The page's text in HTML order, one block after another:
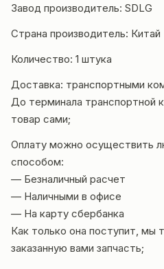
Завод производитель: SDLG
Страна производитель: Китай
Количество: 1 штука
Доставка: транспортными
До терминала транспортной
товар сами;
Оплату можно осуществить
способом:
— Безналичный расчет
— Наличными в офисе
— На карту сбербанка
Как только она поступит, мы
заказанную вами запчасть;